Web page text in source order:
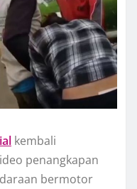
kembali
penangkapan
bermotor